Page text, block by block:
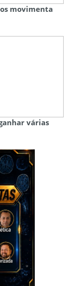
movimenta
várias